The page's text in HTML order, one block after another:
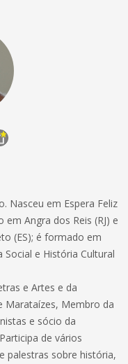
Nasceu em Espera Feliz
Angra dos Reis (RJ) e
(ES); é formado em
e História Cultural
e Artes e da
Marataízes, Membro da
e sócio da
de vários
palestras sobre história,